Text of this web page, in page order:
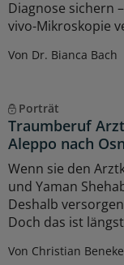
Diagnose sichern
vivo-Mikroskopie
Von Dr. Bianca Bach
Porträt
Traumberuf
Aleppo nach
Wenn sie den
und Yaman
Deshalb
Doch das ist
Von Christian